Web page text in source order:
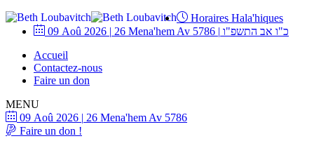
Horaires Hala'hiques
09 Aoû 2026 | 26 Mena'hem Av 5786 | כ"ו אב התשפ"ו
Accueil
Contactez-nous
Faire un don
MENU
09 Aoû 2026 | 26 Mena'hem Av 5786
Faire un don !